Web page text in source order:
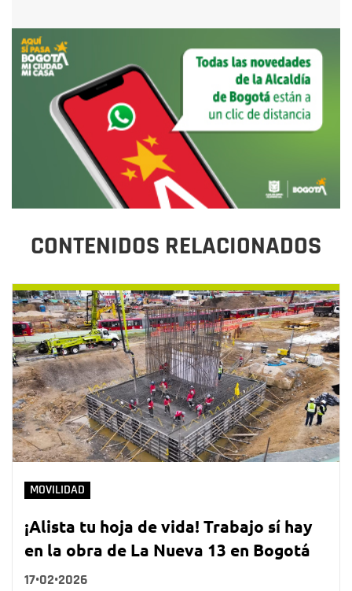
CONTENIDOS RELACIONADOS
MOVILIDAD
¡Alista tu hoja de vida! Trabajo sí hay
en la obra de La Nueva 13 en Bogotá
17•02•2026